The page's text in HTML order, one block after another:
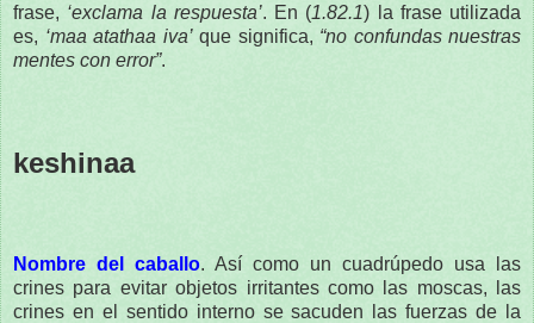
frase, ‘exclama la respuesta’. En (1.82.1) la frase utilizada
es, ‘maa atathaa iva’que significa, “no confundas nuestras
mentes con error”.
keshinaa
Nombre del caballo. Así como un cuadrúpedo usa las
crines para evitar objetos irritantes como las moscas, las
crines en el sentido interno se sacuden las fuerzas de la